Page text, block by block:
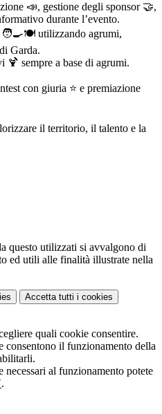
📣, gestione degli sponsor 🤝,
durante l’evento.
🧑‍🍳🍽️ utilizzando agrumi,
Garda.
sempre a base di agrumi.
con giuria ⭐ e premiazione
il territorio, il talento e la
questo utilizzati si avvalgono di
ed utili alle finalità illustrate nella
Accetta tutti i cookies
quali cookie consentire.
consentono il funzionamento della
al funzionamento potete
.